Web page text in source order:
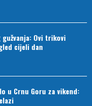
Ovi trikovi
cijeli dan
u Crnu Goru za vikend: